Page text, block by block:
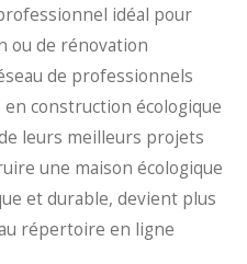
idéal pour
ou de rénovation
de professionnels
en construction écologique
leurs meilleurs projets
une maison écologique
et durable, devient plus
répertoire en ligne